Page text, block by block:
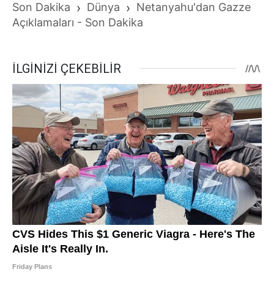
Son Dakika › Dünya › Netanyahu'dan Gazze
Açıklamaları - Son Dakika